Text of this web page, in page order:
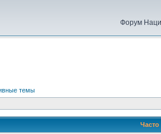
Форум
темы